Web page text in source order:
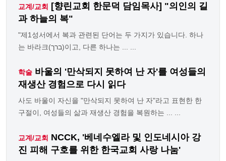
교계/교회 [향린교회 한문덕 담임목사] "의인의 길
과 하늘의 복"
"제1성서에서 복과 관련된 단어는 두 가지가 있습니다. 하나
는 바라크(ברך)이고, 다른 하나는 ... ...
학술 바울의 '만삭되지 못하여 난 자'를 여성들의
재생산 경험으로 다시 읽다
사도 바울이 자신을 "만삭되지 못하여 난 자"라고 표현한 한
구절이, 여성들의 삶과 재생산 경험을 복원하는 ... ...
교계/교회 NCCK, '베네수엘라 및 인도네시아 강
진 피해 구호를 위한 한국교회 사랑 나눔'